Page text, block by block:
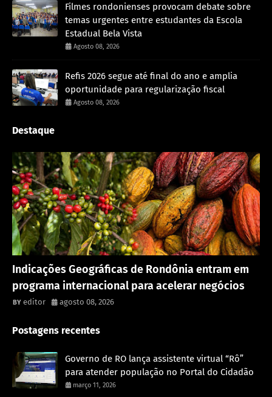
Filmes rondonienses provocam debate sobre
temas urgentes entre estudantes da Escola
Estadual Bela Vista
Agosto 08, 2026
Refis 2026 segue até final do ano e amplia
oportunidade para regularização fiscal
Agosto 08, 2026
Destaque
Indicações Geográficas de Rondônia entram em
programa internacional para acelerar negócios
editor agosto 08, 2026
Postagens recentes
Governo de RO lança assistente virtual “Rô”
para atender população no Portal do Cidadão
março 11, 2026